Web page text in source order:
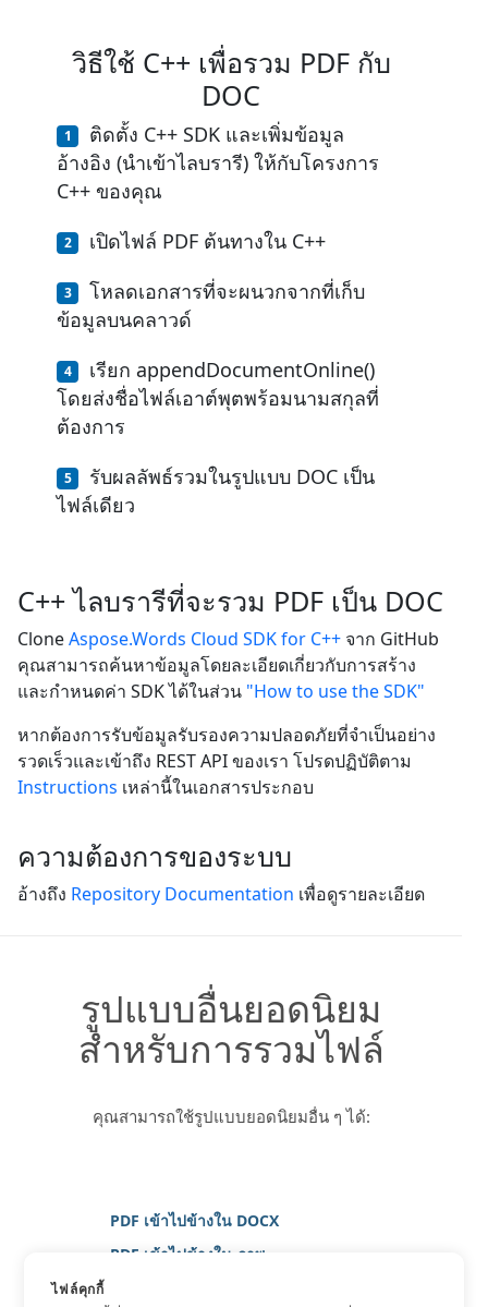
วิธีใช้ C++ เพื่อรวม PDF กับ
DOC
ติดตั้ง C++ SDK และเพิ่มข้อมูล
อ้างอิง (นำเข้าไลบรารี) ให้กับโครงการ
C++ ของคุณ
เปิดไฟล์ PDF ต้นทางใน C++
โหลดเอกสารที่จะผนวกจากที่เก็บ
ข้อมูลบนคลาวด์
เรียก appendDocumentOnline()
โดยส่งชื่อไฟล์เอาต์พุตพร้อมนามสกุลที่
ต้องการ
รับผลลัพธ์รวมในรูปแบบ DOC เป็น
ไฟล์เดียว
C++ ไลบรารีที่จะรวม PDF เป็น DOC
CloneAspose.Words Cloud SDK for C++ จาก GitHub
คุณสามารถค้นหาข้อมูลโดยละเอียดเกี่ยวกับการสร้าง
และกำหนดค่า SDK ได้ในส่วน "How to use the SDK"
หากต้องการรับข้อมูลรับรองความปลอดภัยที่จำเป็นอย่าง
รวดเร็วและเข้าถึง REST API ของเรา โปรดปฏิบัติตาม
Instructions เหล่านี้ในเอกสารประกอบ
ความต้องการของระบบ
อ้างถึง Repository Documentation เพื่อดูรายละเอียด
รูปแบบอื่นยอดนิยม
สำหรับการรวมไฟล์
คุณสามารถใช้รูปแบบยอดนิยมอื่น ๆ ได้:
PDF เข้าไปข้างใน DOCX
PDF เข้าไปข้างใน ภาพ
ไฟล์คุกกี้